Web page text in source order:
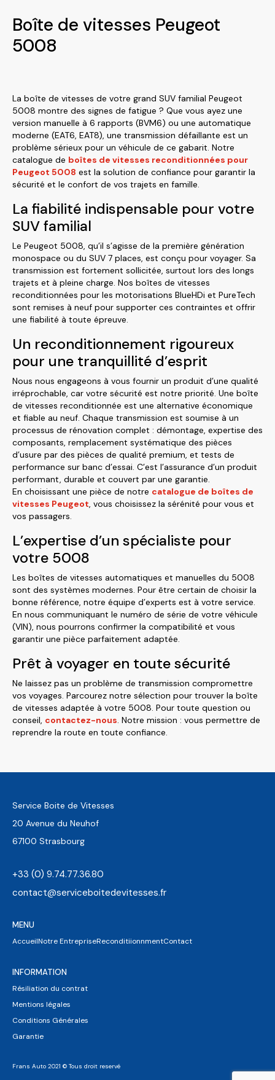
Boîte de vitesses Peugeot
5008
La boîte de vitesses de votre grand SUV familial Peugeot
5008 montre des signes de fatigue ? Que vous ayez une
version manuelle à 6 rapports (BVM6) ou une automatique
moderne (EAT6, EAT8), une transmission défaillante est un
problème sérieux pour un véhicule de ce gabarit. Notre
catalogue de boîtes de vitesses reconditionnées pour
Peugeot 5008 est la solution de confiance pour garantir la
sécurité et le confort de vos trajets en famille.
La fiabilité indispensable pour votre
SUV familial
Le Peugeot 5008, qu’il s’agisse de la première génération
monospace ou du SUV 7 places, est conçu pour voyager. Sa
transmission est fortement sollicitée, surtout lors des longs
trajets et à pleine charge. Nos boîtes de vitesses
reconditionnées pour les motorisations BlueHDi et PureTech
sont remises à neuf pour supporter ces contraintes et offrir
une fiabilité à toute épreuve.
Un reconditionnement rigoureux
pour une tranquillité d’esprit
Nous nous engageons à vous fournir un produit d’une qualité
irréprochable, car votre sécurité est notre priorité. Une boîte
de vitesses reconditionnée est une alternative économique
et fiable au neuf. Chaque transmission est soumise à un
processus de rénovation complet : démontage, expertise des
composants, remplacement systématique des pièces
d’usure par des pièces de qualité premium, et tests de
performance sur banc d’essai. C’est l’assurance d’un produit
performant, durable et couvert par une garantie.
En choisissant une pièce de notre catalogue de boîtes de
vitesses Peugeot, vous choisissez la sérénité pour vous et
vos passagers.
L’expertise d’un spécialiste pour
votre 5008
Les boîtes de vitesses automatiques et manuelles du 5008
sont des systèmes modernes. Pour être certain de choisir la
bonne référence, notre équipe d’experts est à votre service.
En nous communiquant le numéro de série de votre véhicule
(VIN), nous pourrons confirmer la compatibilité et vous
garantir une pièce parfaitement adaptée.
Prêt à voyager en toute sécurité
Ne laissez pas un problème de transmission compromettre
vos voyages. Parcourez notre sélection pour trouver la boîte
de vitesses adaptée à votre 5008. Pour toute question ou
conseil, contactez-nous. Notre mission : vous permettre de
reprendre la route en toute confiance.
Service Boite de Vitesses
20 Avenue du Neuhof
67100 Strasbourg
+33 (0) 9.74.77.36.80
contact@serviceboitedevitesses.fr
MENU
AccueilNotre EntrepriseReconditiionnmentContact
INFORMATION
Résiliation du contrat
Mentions légales
Conditions Générales
Garantie
Frans Auto 2021 © Tous droit reservé